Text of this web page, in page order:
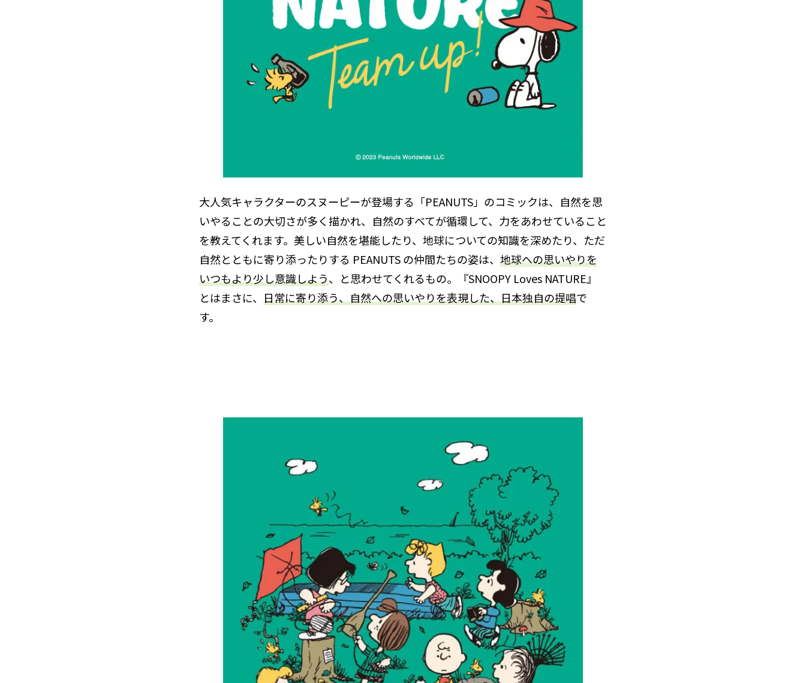
大人気キャラクターのスヌーピーが登場する「PEANUTS」のコミックは、自然を思
いやることの大切さが多く描かれ、自然のすべてが循環して、力をあわせていること
を教えてくれます。美しい自然を堪能したり、地球についての知識を深めたり、ただ
自然とともに寄り添ったりする PEANUTS の仲間たちの姿は、 地球への思いやりを
いつもより少し意識しよう、と思わせてくれるもの。『SNOOPY Loves NATURE』
とはまさに、
日常に寄り添う、自然への思いやりを表現した、日本独自の提唱で
す。